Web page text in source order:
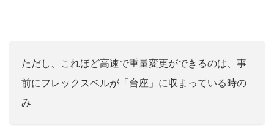
ただし、これほど高速で重量変更ができるのは、事
前にフレックスベルが「台座」に収まっている時の
み